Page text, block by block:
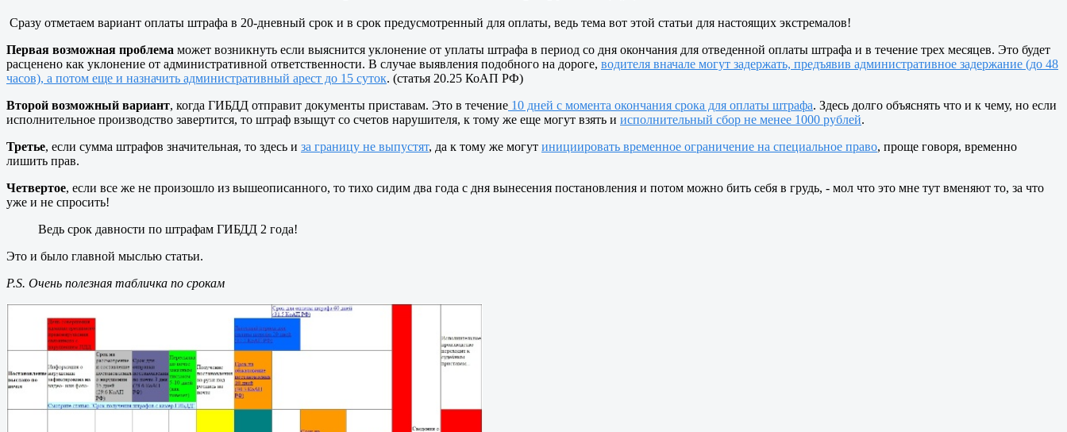
Сразу отметаем вариант оплаты штрафа в 20-дневный срок и в срок предусмотренный для оплаты, ведь тема вот этой статьи для настоящих экстремалов!
Первая возможная проблема может возникнуть если выяснится уклонение от уплаты штрафа в период со дня окончания для отведенной оплаты штрафа и в течение трех месяцев. Это будет
расценено как уклонение от административной ответственности. В случае выявления подобного на дороге, водителя вначале могут задержать, предъявив административное задержание (до 48
часов), а потом еще и назначить административный арест до 15 суток. (статья 20.25 КоАП РФ)
Второй возможный вариант, когда ГИБДД отправит документы приставам. Это в течение 10 дней с момента окончания срока для оплаты штрафа. Здесь долго объяснять что и к чему, но если
исполнительное производство завертится, то штраф взыщут со счетов нарушителя, к тому же еще могут взять и исполнительный сбор не менее 1000 рублей.
Третье, если сумма штрафов значительная, то здесь и за границу не выпустят, да к тому же могут инициировать временное ограничение на специальное право, проще говоря, временно
лишить прав.
Четвертое, если все же не произошло из вышеописанного, то тихо сидим два года с дня вынесения постановления и потом можно бить себя в грудь, - мол что это мне тут вменяют то, за что
уже и не спросить!
Ведь срок давности по штрафам ГИБДД 2 года!
Это и было главной мыслью статьи.
P.S. Очень полезная табличка по срокам